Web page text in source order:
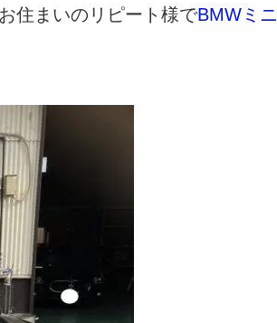
住まいのリピート様でBMWミニ